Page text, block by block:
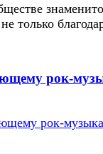
только
рок-